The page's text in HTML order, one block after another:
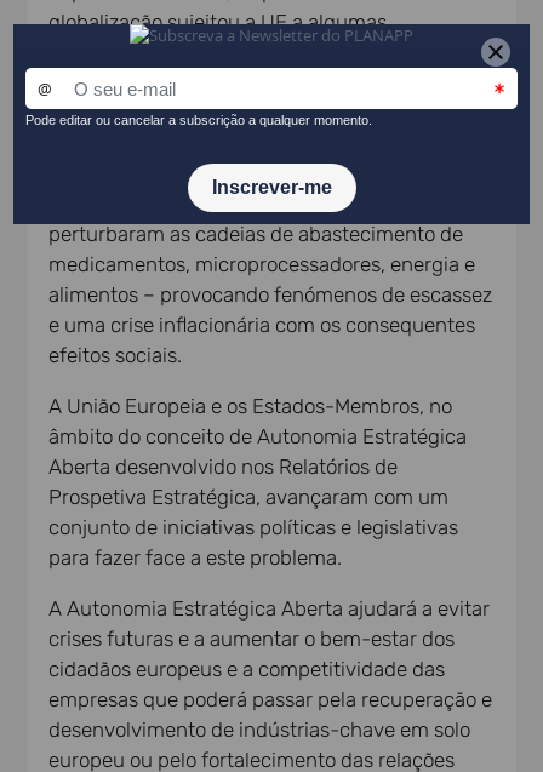
globalização sujeitou a UE a algumas
dependências essas que se transformaram
numa séria ameaça ao bem-estar dos cidadãos
COVID-19 e a invasão da Ucrânia pela Rússia
afetaram o funcionamento do Mercado Único e
perturbaram as cadeias de abastecimento de
medicamentos, microprocessadores, energia e
alimentos – provocando fenómenos de escassez
e uma crise inflacionária com os consequentes
efeitos sociais.
A União Europeia e os Estados-Membros, no
âmbito do conceito de Autonomia Estratégica
Aberta desenvolvido nos Relatórios de
Prospetiva Estratégica, avançaram com um
conjunto de iniciativas políticas e legislativas
para fazer face a este problema.
A Autonomia Estratégica Aberta ajudará a evitar
crises futuras e a aumentar o bem-estar dos
cidadãos europeus e a competitividade das
empresas que poderá passar pela recuperação e
desenvolvimento de indústrias-chave em solo
europeu ou pelo fortalecimento das relações